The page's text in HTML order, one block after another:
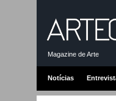
Magazine de Arte
Notícias